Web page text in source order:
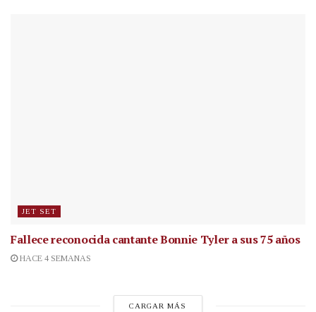
JET SET
Fallece reconocida cantanteBonnie Tyler a sus 75 años
HACE 4 SEMANAS
CARGAR MÁS